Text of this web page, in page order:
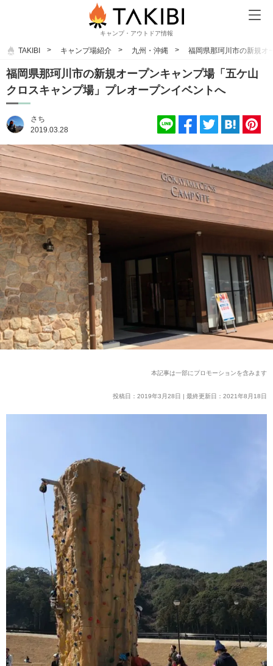
キャンプ・アウトドア情報
TAKIBI キャンプ場紹介 九州・沖縄 福岡県那珂川市の新規オ
福岡県那珂川市の新規オープンキャンプ場「五ケ山
クロスキャンプ場」プレオープンイベントへ
さち
2019.03.28
本記事は一部にプロモーションを含みます
投稿日：2019年3月28日 | 最終更新日：2021年8月18日